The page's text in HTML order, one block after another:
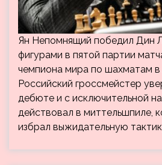
Ян Непомнящий победил Дин
фигурами в пятой партии
чемпиона мира по шахматам в
Российский гроссмейстер
дебюте и с исключительной
действовал в миттельшпиле,
избрал выжидательную